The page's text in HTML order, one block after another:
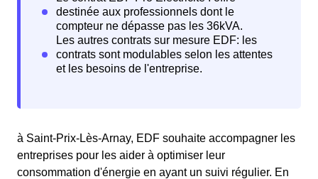
à Saint-Prix-Lès-Arnay, EDF souhaite accompagner les
entreprises pour les aider à optimiser leur
consommation d'énergie en ayant un suivi régulier. En